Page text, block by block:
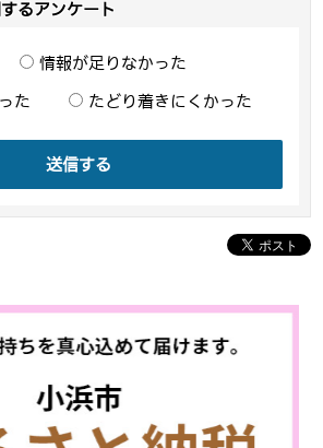
るアンケート
情報が足りなかった
た たどり着きにくかった
送信する